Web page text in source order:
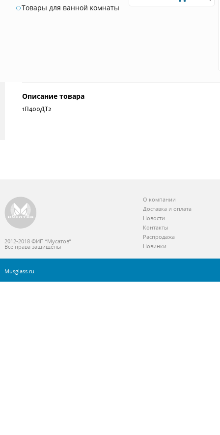
Товары для ванной комнаты
Описание товара
1П400ДТ2
2012-2018 ©ИП “Мусатов”
Все права защищены
О компании
Доставка и оплата
Новости
Контакты
Распродажа
Новинки
Musglass.ru